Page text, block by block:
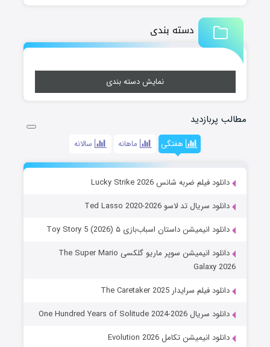
دسته بندی
نمایش دسته بندی
مطالب پربازدید
هفتگی ماهانه سالانه
دانلود فیلم ضربه شانس Lucky Strike 2026
دانلود سریال تد لاسو Ted Lasso 2020-2026
دانلود انیمیشن داستان اسباب‌بازی ۵ Toy Story 5 (2026)
دانلود انیمیشن سوپر ماریو گلکسی The Super Mario
Galaxy 2026
دانلود فیلم سرایدار The Caretaker 2025
دانلود سریال One Hundred Years of Solitude 2024-2026
دانلود انیمیشن تکامل Evolution 2026